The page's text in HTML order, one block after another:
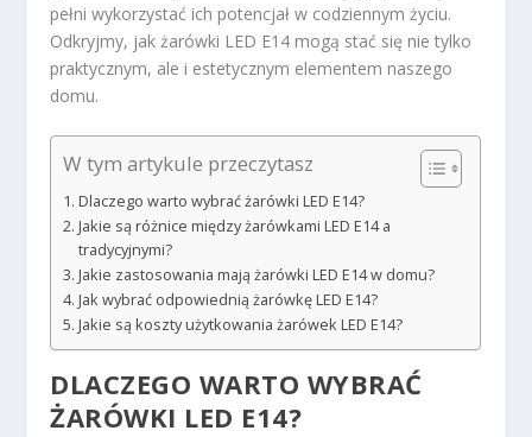
pełni wykorzystać ich potencjał w codziennym życiu.
Odkryjmy, jak żarówki LED E14 mogą stać się nie tylko
praktycznym, ale i estetycznym elementem naszego
domu.
W tym artykule przeczytasz
Dlaczego warto wybrać żarówki LED E14?
Jakie są różnice między żarówkami LED E14 a
tradycyjnymi?
Jakie zastosowania mają żarówki LED E14 w domu?
Jak wybrać odpowiednią żarówkę LED E14?
Jakie są koszty użytkowania żarówek LED E14?
DLACZEGO WARTO WYBRAĆ
ŻARÓWKI LED E14?